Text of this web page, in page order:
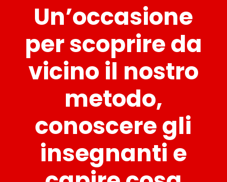
Un’occasione
per scoprire da
vicino il nostro
metodo,
conoscere gli
insegnanti e